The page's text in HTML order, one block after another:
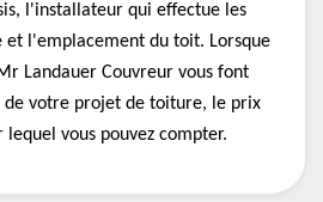
l'installateur qui effectue les
et l'emplacement du toit. Lorsque
Landauer Couvreur vous font
de votre projet de toiture, le prix
lequel vous pouvez compter.